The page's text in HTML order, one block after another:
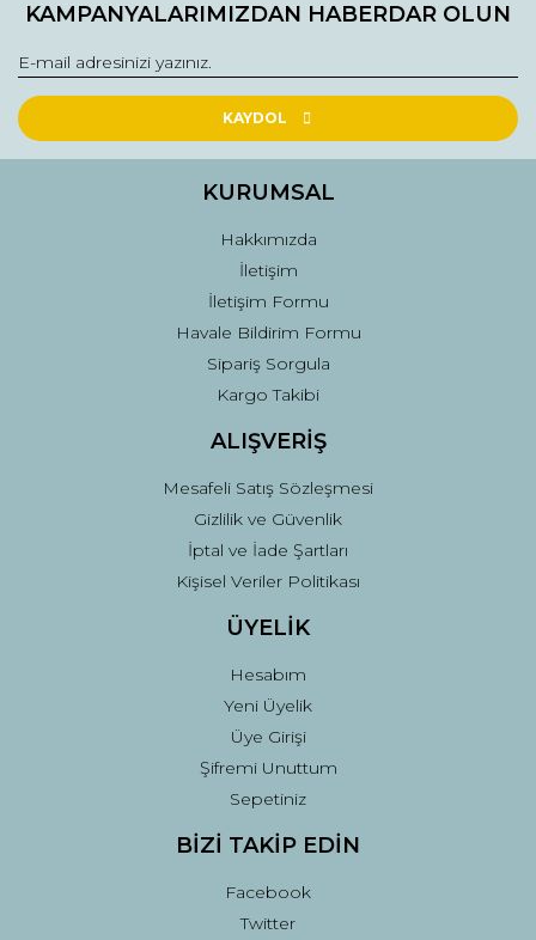
Bu ürüne benzer farklı alternatifler olmalı.
KAMPANYALARIMIZDAN HABERDAR OLUN
KAYDOL
KURUMSAL
Hakkımızda
İletişim
İletişim Formu
Havale Bildirim Formu
Sipariş Sorgula
Kargo Takibi
ALIŞVERİŞ
Mesafeli Satış Sözleşmesi
Gizlilik ve Güvenlik
İptal ve İade Şartları
Kişisel Veriler Politikası
ÜYELİK
Hesabım
Yeni Üyelik
Üye Girişi
Şifremi Unuttum
Sepetiniz
BİZİ TAKİP EDİN
Facebook
Twitter